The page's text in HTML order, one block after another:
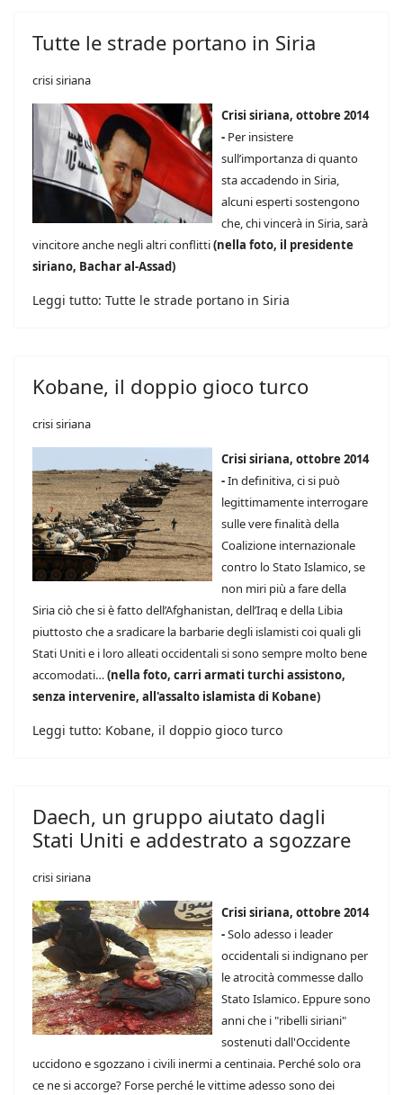
Tutte le strade portano in Siria
crisi siriana
Crisi siriana, ottobre 2014
- Per insistere
sull’importanza di quanto
sta accadendo in Siria,
alcuni esperti sostengono
che, chi vincerà in Siria, sarà
vincitore anche negli altri conflitti(nella foto, il presidente
siriano, Bachar al-Assad)
Leggi tutto: Tutte le strade portano in Siria
Kobane, il doppio gioco turco
crisi siriana
Crisi siriana, ottobre 2014
-In definitiva, ci si può
legittimamente interrogare
sulle vere finalità della
Coalizione internazionale
contro lo Stato Islamico, se
non miri più a fare della
Siria ciò che si è fatto dell’Afghanistan, dell’Iraq e della Libia
piuttosto che a sradicare la barbarie degli islamisti coi quali gli
Stati Uniti e i loro alleati occidentali si sono sempre molto bene
accomodati…(nella foto, carri armati turchi assistono,
senza intervenire, all'assalto islamista di Kobane)
Leggi tutto: Kobane, il doppio gioco turco
Daech, un gruppo aiutato dagli
Stati Uniti e addestrato a sgozzare
crisi siriana
Crisi siriana, ottobre 2014
-Solo adesso i leader
occidentali si indignano per
le atrocità commesse dallo
Stato Islamico. Eppure sono
anni che i "ribelli siriani"
sostenuti dall'Occidente
uccidono e sgozzano i civili inermi a centinaia. Perché solo ora
ce ne si accorge? Forse perché le vittime adesso sono dei